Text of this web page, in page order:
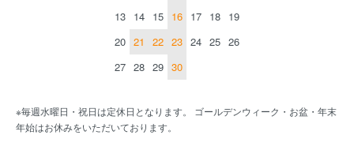
13 14 15 16 17 18 19
20 21 22 23 24 25 26
27 28 29 30
※毎週水曜日・祝日は定休日となります。 ゴールデンウィーク・お盆・年末
年始はお休みをいただいております。